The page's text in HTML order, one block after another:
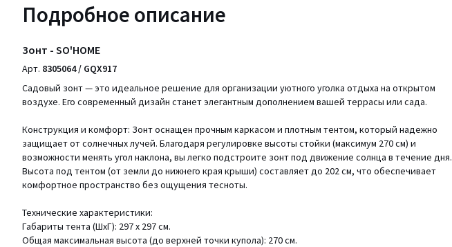
Подробное описание
Зонт - SO'HOME
Арт. 8305064 / GQX917
Садовый зонт — это идеальное решение для организации уютного уголка отдыха на открытом
воздухе. Его современный дизайн станет элегантным дополнением вашей террасы или сада.
Конструкция и комфорт: Зонт оснащен прочным каркасом и плотным тентом, который надежно
защищает от солнечных лучей. Благодаря регулировке высоты стойки (максимум 270 см) и
возможности менять угол наклона, вы легко подстроите зонт под движение солнца в течение дня.
Высота под тентом (от земли до нижнего края крыши) составляет до 202 см, что обеспечивает
комфортное пространство без ощущения тесноты.
Технические характеристики:
Габариты тента (ШхГ): 297 х 297 см.
Общая максимальная высота (до верхней точки купола): 270 см.